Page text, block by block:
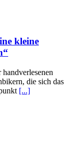
kleine
die sich das
[...]